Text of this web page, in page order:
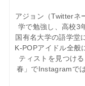
アジョン（Twitter
学で勉強し、高校3
国有名大学の語学堂
K-POPアイドル全般
ティストを見つけ
春」でInstagramで